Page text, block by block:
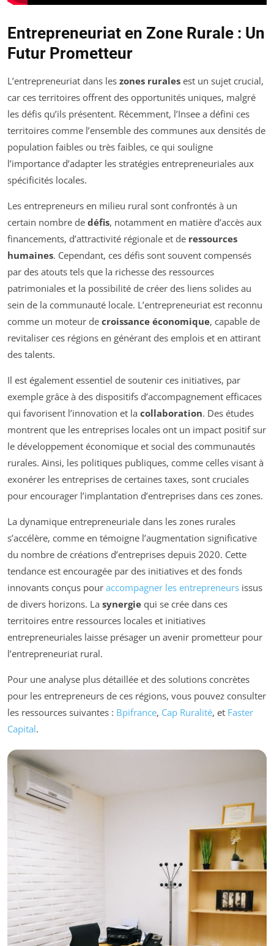
Entrepreneuriat en Zone Rurale : Un
Futur Prometteur
L’entrepreneuriat dans les zones rurales est un sujet crucial,
car ces territoires offrent des opportunités uniques, malgré
les défis qu’ils présentent. Récemment, l’Insee a défini ces
territoires comme l’ensemble des communes aux densités de
population faibles ou très faibles, ce qui souligne
l’importance d’adapter les stratégies entrepreneuriales aux
spécificités locales.
Les entrepreneurs en milieu rural sont confrontés à un
certain nombre de défis, notamment en matière d’accès aux
financements, d’attractivité régionale et de ressources
humaines. Cependant, ces défis sont souvent compensés
par des atouts tels que la richesse des ressources
patrimoniales et la possibilité de créer des liens solides au
sein de la communauté locale. L’entrepreneuriat est reconnu
comme un moteur de croissance économique, capable de
revitaliser ces régions en générant des emplois et en attirant
des talents.
Il est également essentiel de soutenir ces initiatives, par
exemple grâce à des dispositifs d’accompagnement efficaces
qui favorisent l’innovation et la collaboration. Des études
montrent que les entreprises locales ont un impact positif sur
le développement économique et social des communautés
rurales. Ainsi, les politiques publiques, comme celles visant à
exonérer les entreprises de certaines taxes, sont cruciales
pour encourager l’implantation d’entreprises dans ces zones.
La dynamique entrepreneuriale dans les zones rurales
s’accélère, comme en témoigne l’augmentation significative
du nombre de créations d’entreprises depuis 2020. Cette
tendance est encouragée par des initiatives et des fonds
innovants conçus pour accompagner les entrepreneurs issus
de divers horizons. La synergie qui se crée dans ces
territoires entre ressources locales et initiatives
entrepreneuriales laisse présager un avenir prometteur pour
l’entrepreneuriat rural.
Pour une analyse plus détaillée et des solutions concrètes
pour les entrepreneurs de ces régions, vous pouvez consulter
les ressources suivantes : Bpifrance, Cap Ruralité, et Faster
Capital.